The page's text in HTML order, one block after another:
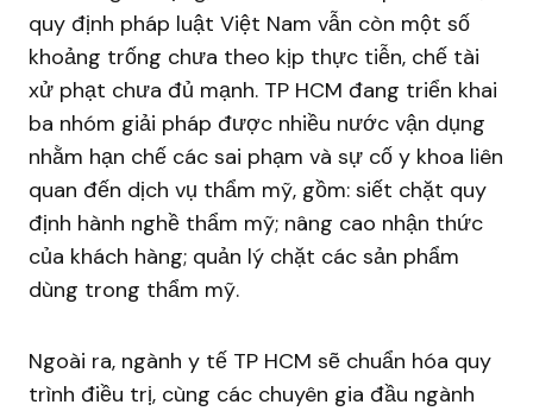
quy định pháp luật Việt Nam vẫn còn một số
khoảng trống chưa theo kịp thực tiễn, chế tài
xử phạt chưa đủ mạnh. TP HCM đang triển khai
ba nhóm giải pháp được nhiều nước vận dụng
nhằm hạn chế các sai phạm và sự cố y khoa liên
quan đến dịch vụ thẩm mỹ, gồm: siết chặt quy
định hành nghề thẩm mỹ; nâng cao nhận thức
của khách hàng; quản lý chặt các sản phẩm
dùng trong thẩm mỹ.
Ngoài ra, ngành y tế TP HCM sẽ chuẩn hóa quy
trình điều trị, cùng các chuyên gia đầu ngành